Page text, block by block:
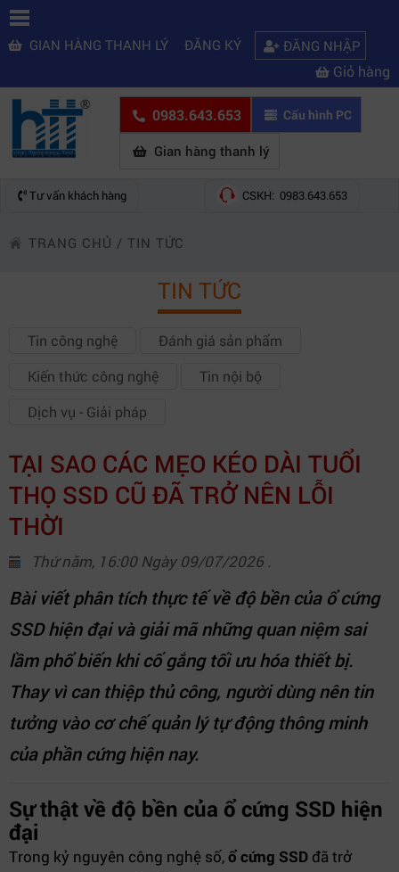
GIAN HÀNG THANH LÝ ĐĂNG KÝ ĐĂNG NHẬP
Giỏ hàng
0983.643.653 Cấu hình PC
Gian hàng thanh lý
Tư vấn khách hàng CSKH: 0983.643.653
TRANG CHỦ / TIN TỨC
TIN TỨC
Tin công nghệ
Đánh giá sản phẩm
Kiến thức công nghệ
Tin nội bộ
Dịch vụ - Giải pháp
TẠI SAO CÁC MẸO KÉO DÀI TUỔI
THỌ SSD CŨ ĐÃ TRỞ NÊN LỖI
THỜI
Thứ năm, 16:00 Ngày 09/07/2026 .
Bài viết phân tích thực tế về độ bền của ổ cứng
SSD hiện đại và giải mã những quan niệm sai
lầm phổ biến khi cố gắng tối ưu hóa thiết bị.
Thay vì can thiệp thủ công, người dùng nên tin
tưởng vào cơ chế quản lý tự động thông minh
của phần cứng hiện nay.
Sự thật về độ bền của ổ cứng SSD hiện
đại
Trong kỷ nguyên công nghệ số,ổ cứng SSD đã trở